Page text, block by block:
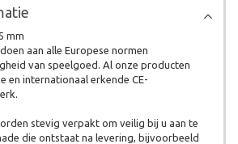
mm
aan alle Europese normen
van speelgoed. Al onze producten
en internationaal erkende CE-
stevig verpakt om veilig bij u aan te
die ontstaat na levering, bijvoorbeeld